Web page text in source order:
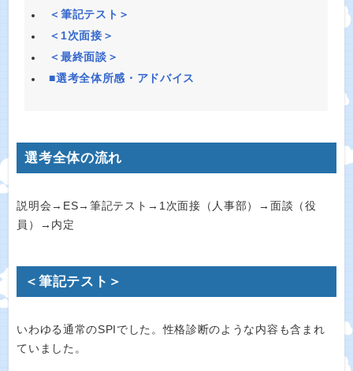
＜筆記テスト＞
＜1次面接＞
＜最終面談＞
■選考全体所感・アドバイス
選考全体の流れ
説明会→ES→筆記テスト→1次面接（人事部）→面談（役
員）→内定
＜筆記テスト＞
いわゆる通常のSPIでした。性格診断のような内容も含まれ
ていました。